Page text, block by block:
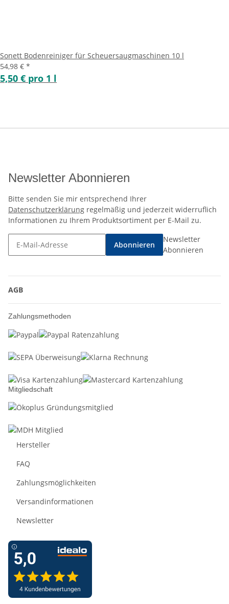
Sonett Bodenreiniger für Scheuersaugmaschinen 10 l
54,98 € *
5,50 € pro 1 l
Newsletter Abonnieren
Bitte senden Sie mir entsprechend Ihrer
Datenschutzerklärung regelmäßig und jederzeit widerruflich
Informationen zu Ihrem Produktsortiment per E-Mail zu.
Abonnieren
Newsletter
Abonnieren
AGB
Zahlungsmethoden
Mitgliedschaft
Hersteller
FAQ
Zahlungsmöglichkeiten
Versandinformationen
Newsletter